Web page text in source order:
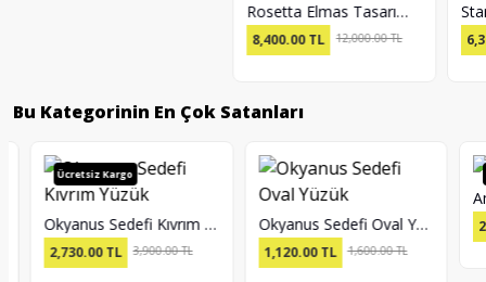
Rosetta Elmas Tasarım Yüzük
8,400.00TL 12,000.00 TL
Bu Kategorinin En Çok Satanları
Ücretsiz Kargo
Okyanus Sedefi Kıvrım Yüzük
2,730.00TL 3,900.00 TL
Okyanus Sedefi Oval Yüzük
1,120.00TL 1,600.00 TL